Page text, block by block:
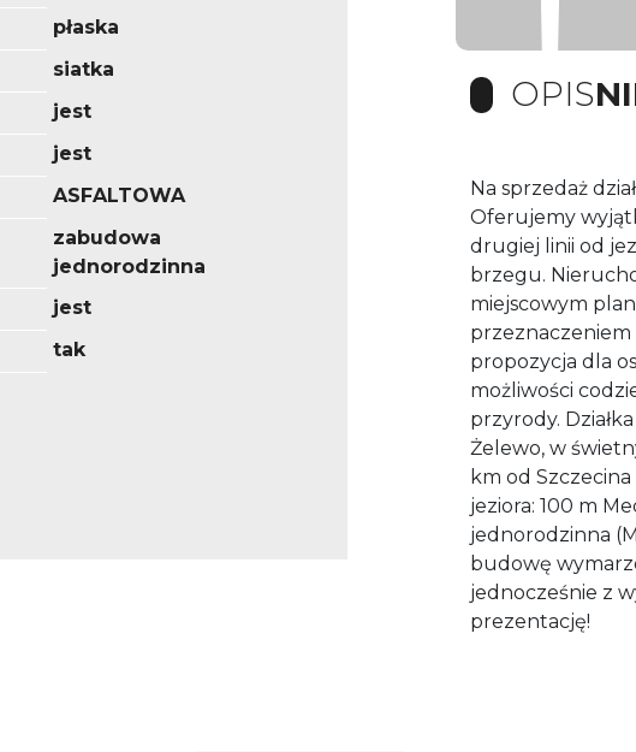
płaska
siatka
jest
jest
ASFALTOWA
zabudowa
jednorodzinna
jest
tak
OPIS
Na sprzedaż
Oferujemy
drugiej linii od
brzegu.
miejscowym
propozycja dla
możliwości
przyrody.
Żelewo, w
km od
jeziora: 100 m
jednorodzinna
budowę
jednocześnie z
prezentację!